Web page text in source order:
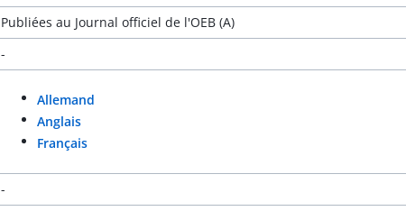
Publiées au Journal officiel de l'OEB (A)
-
Allemand
Anglais
Français
-